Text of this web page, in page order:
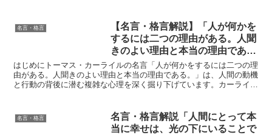
名言・格言
【名言・格言解説】「人が何かを
するには二つの理由がある。人聞
きのよい理由と本当の理由であ
る。」by カーライルの深い意味
と得られる教訓
はじめにトーマス・カーライルの名言「人が何かをするには二つの理
由がある。人聞きのよい理由と本当の理由である。」は、人間の動機
と行動の背後に潜む複雑な心理を深く掘り下げています。カーライル
名言・格言
名言・格言解説「人間にとって本
当に幸せは、光の下にいることで